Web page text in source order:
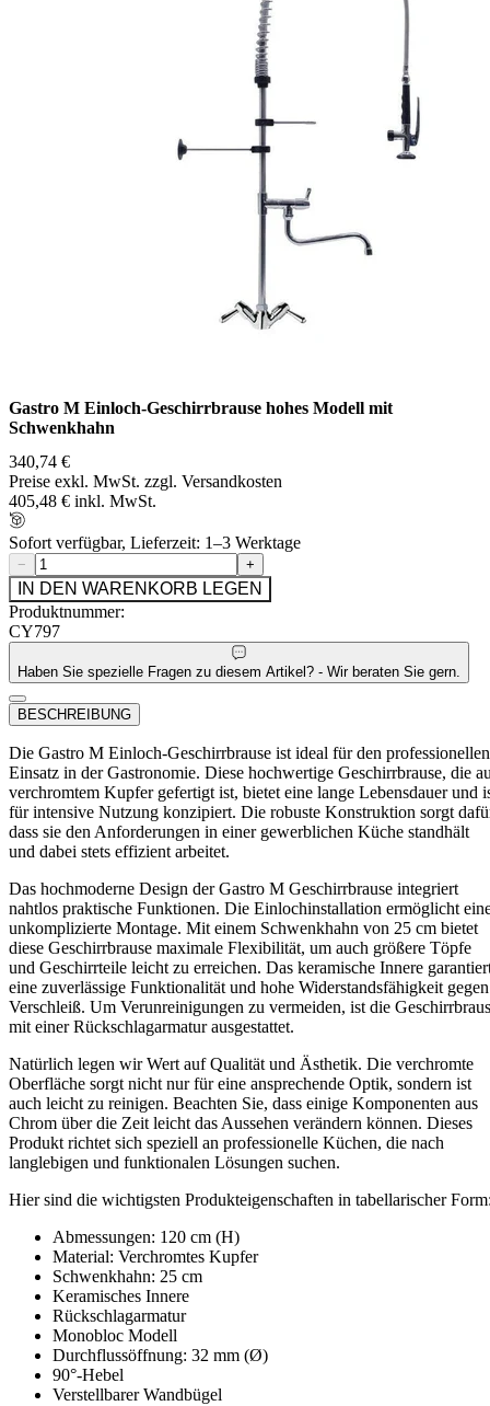
Gastro M Einloch-Geschirrbrause hohes Modell mit
Schwenkhahn
340,74 €
Preise exkl. MwSt. zzgl. Versandkosten
405,48 € inkl. MwSt.
Sofort verfügbar, Lieferzeit: 1–3 Werktage
− +
IN DEN WARENKORB LEGEN
Produktnummer:
CY797
Haben Sie spezielle Fragen zu diesem Artikel? - Wir beraten Sie gern.
BESCHREIBUNG
Die Gastro M Einloch-Geschirrbrause ist ideal für den professionellen
Einsatz in der Gastronomie. Diese hochwertige Geschirrbrause, die
verchromtem Kupfer gefertigt ist, bietet eine lange Lebensdauer und
für intensive Nutzung konzipiert. Die robuste Konstruktion sorgt
dass sie den Anforderungen in einer gewerblichen Küche standhält
und dabei stets effizient arbeitet.
Das hochmoderne Design der Gastro M Geschirrbrause integriert
nahtlos praktische Funktionen. Die Einlochinstallation ermöglicht
unkomplizierte Montage. Mit einem Schwenkhahn von 25 cm bietet
diese Geschirrbrause maximale Flexibilität, um auch größere Töpfe
und Geschirrteile leicht zu erreichen. Das keramische Innere
eine zuverlässige Funktionalität und hohe Widerstandsfähigkeit gegen
Verschleiß. Um Verunreinigungen zu vermeiden, ist die
mit einer Rückschlagarmatur ausgestattet.
Natürlich legen wir Wert auf Qualität und Ästhetik. Die verchromte
Oberfläche sorgt nicht nur für eine ansprechende Optik, sondern ist
auch leicht zu reinigen. Beachten Sie, dass einige Komponenten aus
Chrom über die Zeit leicht das Aussehen verändern können. Dieses
Produkt richtet sich speziell an professionelle Küchen, die nach
langlebigen und funktionalen Lösungen suchen.
Hier sind die wichtigsten Produkteigenschaften in tabellarischer
Abmessungen: 120 cm (H)
Material: Verchromtes Kupfer
Schwenkhahn: 25 cm
Keramisches Innere
Rückschlagarmatur
Monobloc Modell
Durchflussöffnung: 32 mm (Ø)
90°-Hebel
Verstellbarer Wandbügel